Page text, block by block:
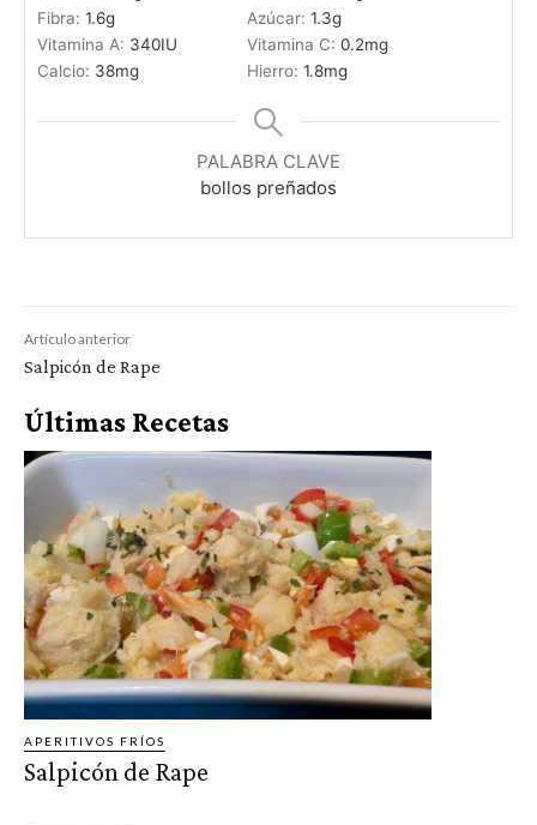
Fibra: 1.6g Azúcar: 1.3g
Vitamina A: 340IU Vitamina C: 0.2mg
Calcio: 38mg Hierro: 1.8mg
PALABRA CLAVE
bollos preñados
Artículo anterior
Salpicón de Rape
Últimas Recetas
APERITIVOS FRÍOS
Salpicón de Rape